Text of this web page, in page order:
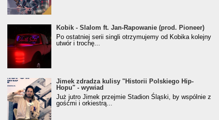
Kobik - Slalom ft. Jan-Rapowanie (prod. Pioneer)
[Official Music Visualiser]
Kobik - Slalom ft. Jan-Rapowanie (prod. Pioneer)
Po ostatniej serii singli otrzymujemy od Kobika kolejny
utwór i trochę...
Jimek zdradza kulisy "Historii Polskiego Hip-
Hopu" - wywiad
Jimek zdradza kulisy "Historii Polskiego Hip-
Hopu" - wywiad
Już jutro Jimek przejmie Stadion Śląski, by wspólnie z
gośćmi i orkiestrą...